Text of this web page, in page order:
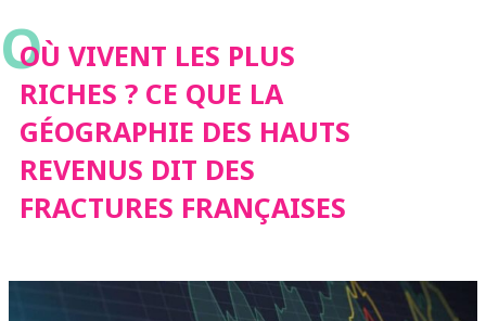
O
OÙ VIVENT LES PLUS
RICHES ? CE QUE LA
GÉOGRAPHIE DES HAUTS
REVENUS DIT DES
FRACTURES FRANÇAISES